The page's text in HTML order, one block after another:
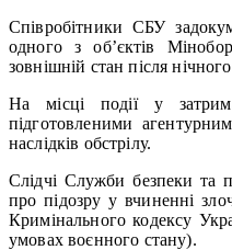
Співробітники СБУ
одного з об’єктів
зовнішній стан після
На місці події у
підготовленими
наслідків обстрілу.
Слідчі Служби безпеки та
про підозру у вчиненні
Кримінального кодексу
умовах воєнного стану).